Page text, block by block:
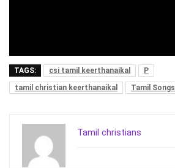
TAGS: csi tamil keerthanaikal
P
tamil christian keerthanaikal
Tamil Songs
Tamil christians